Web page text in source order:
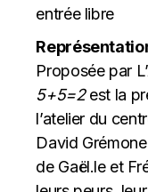
entrée libre
Proposée par
5+5=2est la
l’atelier du
David
de Gaël.le et